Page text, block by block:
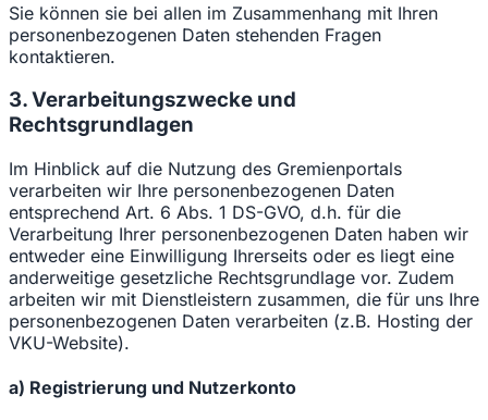
Sie können sie bei allen im Zusammenhang mit Ihren
personenbezogenen Daten stehenden Fragen
kontaktieren.
3. Verarbeitungszwecke und
Rechtsgrundlagen
Im Hinblick auf die Nutzung des Gremienportals
verarbeiten wir Ihre personenbezogenen Daten
entsprechend Art. 6 Abs. 1 DS-GVO, d.h. für die
Verarbeitung Ihrer personenbezogenen Daten haben wir
entweder eine Einwilligung Ihrerseits oder es liegt eine
anderweitige gesetzliche Rechtsgrundlage vor. Zudem
arbeiten wir mit Dienstleistern zusammen, die für uns Ihre
personenbezogenen Daten verarbeiten (z.B. Hosting der
VKU-Website).
a) Registrierung und Nutzerkonto